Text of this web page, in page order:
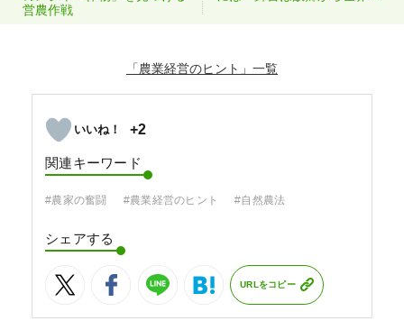
営農作戦
「農業経営のヒント」
+2
関連キーワード
#農家の奮闘 #農業経営のヒント #自然農法
シェアする
URLをコピー